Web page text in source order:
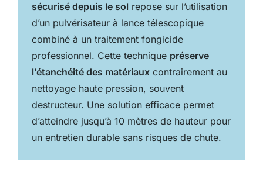
sécurisé depuis le sol repose sur l’utilisation
d’un pulvérisateur à lance télescopique
combiné à un traitement fongicide
professionnel. Cette technique préserve
l’étanchéité des matériaux contrairement au
nettoyage haute pression, souvent
destructeur. Une solution efficace permet
d’atteindre jusqu’à 10 mètres de hauteur pour
un entretien durable sans risques de chute.